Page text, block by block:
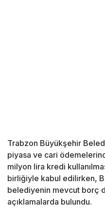
Trabzon Büyükşehir
piyasa ve cari
milyon lira kredi
birliğiyle kabul edilirken,
belediyenin mevcut borç
açıklamalarda bulundu.